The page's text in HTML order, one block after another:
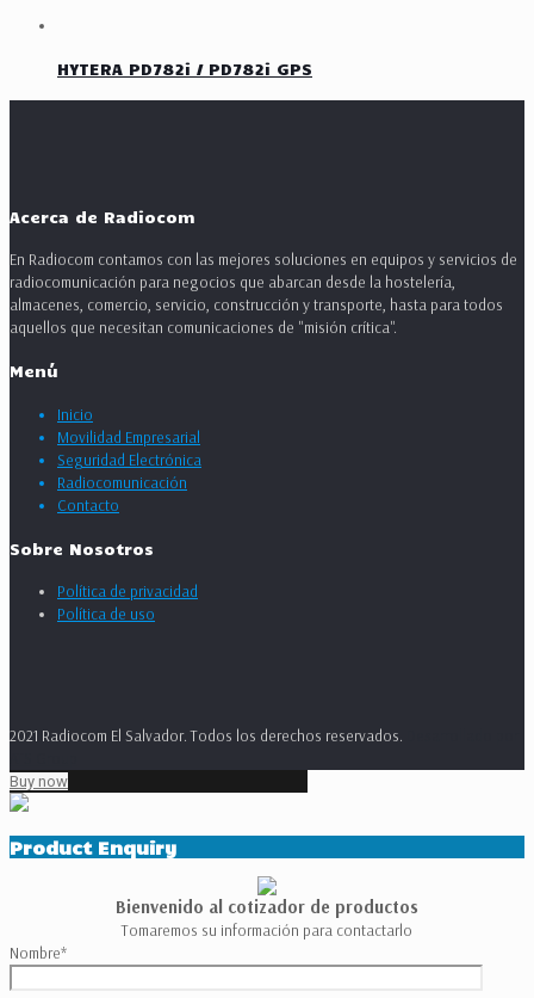
HYTERA PD782i / PD782i GPS
Acerca de Radiocom
En Radiocom contamos con las mejores soluciones en equipos y servicios de
radiocomunicación para negocios que abarcan desde la hostelería,
almacenes, comercio, servicio, construcción y transporte, hasta para todos
aquellos que necesitan comunicaciones de "misión crítica".
Menú
Inicio
Movilidad Empresarial
Seguridad Electrónica
Radiocomunicación
Contacto
Sobre Nosotros
Política de privacidad
Política de uso
2021 Radiocom El Salvador. Todos los derechos reservados.
Buy now
Product Enquiry
Bienvenido al cotizador de productos
Tomaremos su información para contactarlo
Nombre*